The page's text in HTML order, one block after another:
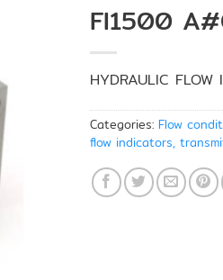
FI1500
HYDRAULIC FLOW
Categories: Flow
flow indicators,